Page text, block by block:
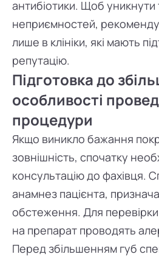
антибіотики. Щоб уникнути
неприємностей,
лише в клініки, які мають
репутацію.
Підготовка до
особливості
процедури
Якщо виникло бажання
зовнішність, спочатку
консультацію до фахівця.
анамнез пацієнта,
обстеження. Для перевірки
на препарат проводять
Перед збільшенням губ